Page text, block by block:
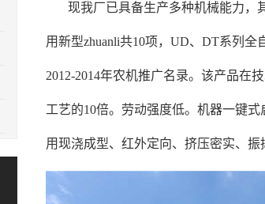
现我厂已具备生产多种机械能力，
用新型zhuanli共10项，UD、DT系列全
2012-2014年农机推广名录。该产品在
工艺的10倍。劳动强度低。机器一键
用现浇成型、红外定向、挤压密实、